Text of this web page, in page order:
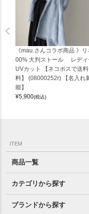
《mau.さんコラボ商品 》
00% 大判ストール レディ
UVカット 【ネコポスで送
料】 (08000252r) 【名入れ
能】
¥5,900(税込)
ITEM
商品一覧
カテゴリから探す
ブランドから探す